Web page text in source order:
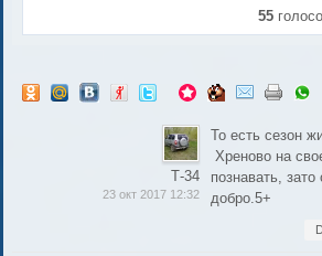
55
Т-34
23 окт 2017 12:32
То есть сезон
Хреново на
познавать,
добро.5+